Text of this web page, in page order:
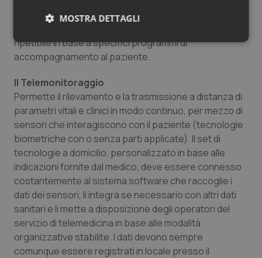
assistenziali, eseguibili prevalentemente a domicilio.
ripetibile in base a specifici programmi di
accompagnamento al paziente.
Il Telemonitoraggio
Permette il rilevamento e la trasmissione a distanza di
parametri vitali e clinici in modo continuo, per mezzo di
sensori che interagiscono con il paziente (tecnologie
biometriche con o senza parti applicate). Il set di
tecnologie a domicilio, personalizzato in base alle
indicazioni fornite dal medico, deve essere connesso
costantemente al sistema software che raccoglie i
dati dei sensori, li integra se necessario con altri dati
sanitari e li mette a disposizione degli operatori del
servizio di telemedicina in base alle modalità
organizzative stabilite. I dati devono sempre
comunque essere registrati in locale presso il
MOSTRA DETTAGLI
Necessari Statistici Marketing
Necessari Statistici Marketing
I cookie necessari contribuiscono a rendere fruibile il
sito web abilitandone funzionalità di base quali la
navigazione sulle pagine e l'accesso alle aree
funzionare correttamente senza questi cookie.
VISITOR_PRIVACY_METADATA
YouTube
.youtube.com